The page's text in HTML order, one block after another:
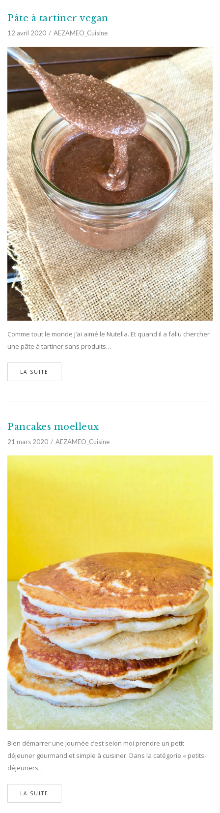
Pâte à tartiner vegan
12 avril 2020 AEZAMEO_Cuisine
Comme tout le monde j’ai aimé le Nutella. Et quand il a fallu chercher
une pâte à tartiner sans produits…
LA SUITE
Pancakes moelleux
21 mars 2020 AEZAMEO_Cuisine
Bien démarrer une journée c’est selon moi prendre un petit
déjeuner gourmand et simple à cuisiner. Dans la catégorie « petits-
déjeuners…
LA SUITE